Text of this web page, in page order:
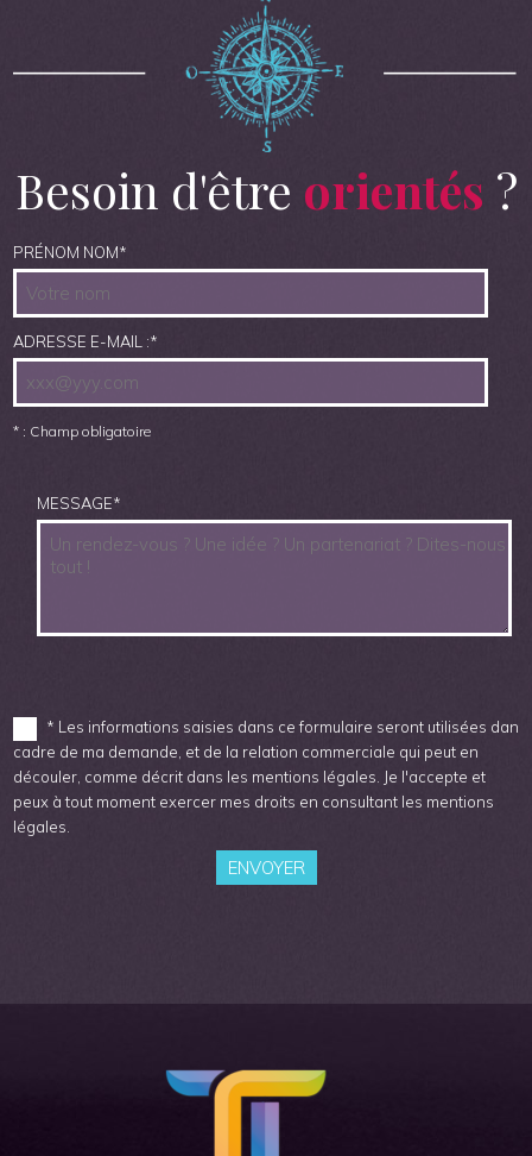
Besoin d'être orientés ?
PRÉNOM NOM*
ADRESSE E-MAIL :*
* : Champ obligatoire
MESSAGE*
* Les informations saisies dans ce formulaire seront utilisées dans
cadre de ma demande, et de la relation commerciale qui peut en
découler, comme décrit dans les mentions légales. Je l'accepte et
peux à tout moment exercer mes droits en consultant les mentions
légales.
ENVOYER